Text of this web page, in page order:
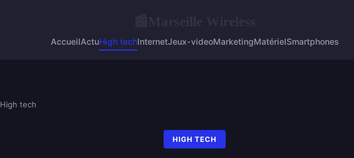
AccueilActuHigh techInternetJeux-videoMarketingMatérielSmartphones
High tech
HIGH TECH